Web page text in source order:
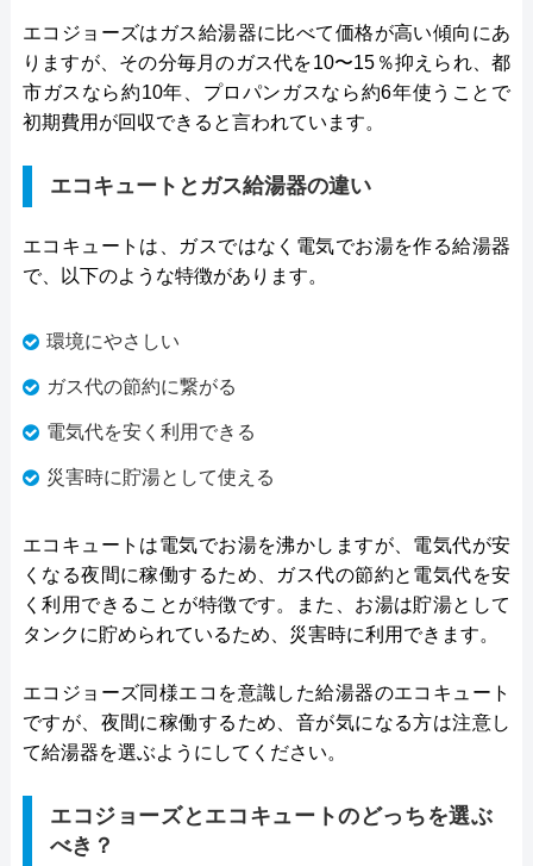
エコジョーズはガス給湯器に比べて価格が高い傾向にあ
りますが、その分毎月のガス代を10〜15％抑えられ、都
市ガスなら約10年、プロパンガスなら約6年使うことで
初期費用が回収できると言われています。
エコキュートとガス給湯器の違い
エコキュートは、ガスではなく電気でお湯を作る給湯器
で、以下のような特徴があります。
環境にやさしい
ガス代の節約に繋がる
電気代を安く利用できる
災害時に貯湯として使える
エコキュートは電気でお湯を沸かしますが、電気代が安
くなる夜間に稼働するため、ガス代の節約と電気代を安
く利用できることが特徴です。また、お湯は貯湯として
タンクに貯められているため、災害時に利用できます。
エコジョーズ同様エコを意識した給湯器のエコキュート
ですが、夜間に稼働するため、音が気になる方は注意し
て給湯器を選ぶようにしてください。
エコジョーズとエコキュートのどっちを選ぶ
べき？